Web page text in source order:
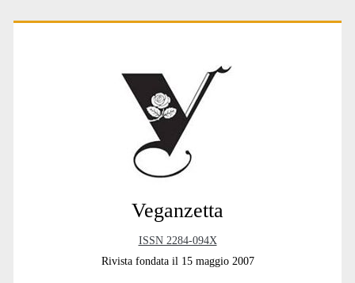
Primary
Veganzetta
ISSN 2284-094X
Rivista fondata il 15 maggio 2007